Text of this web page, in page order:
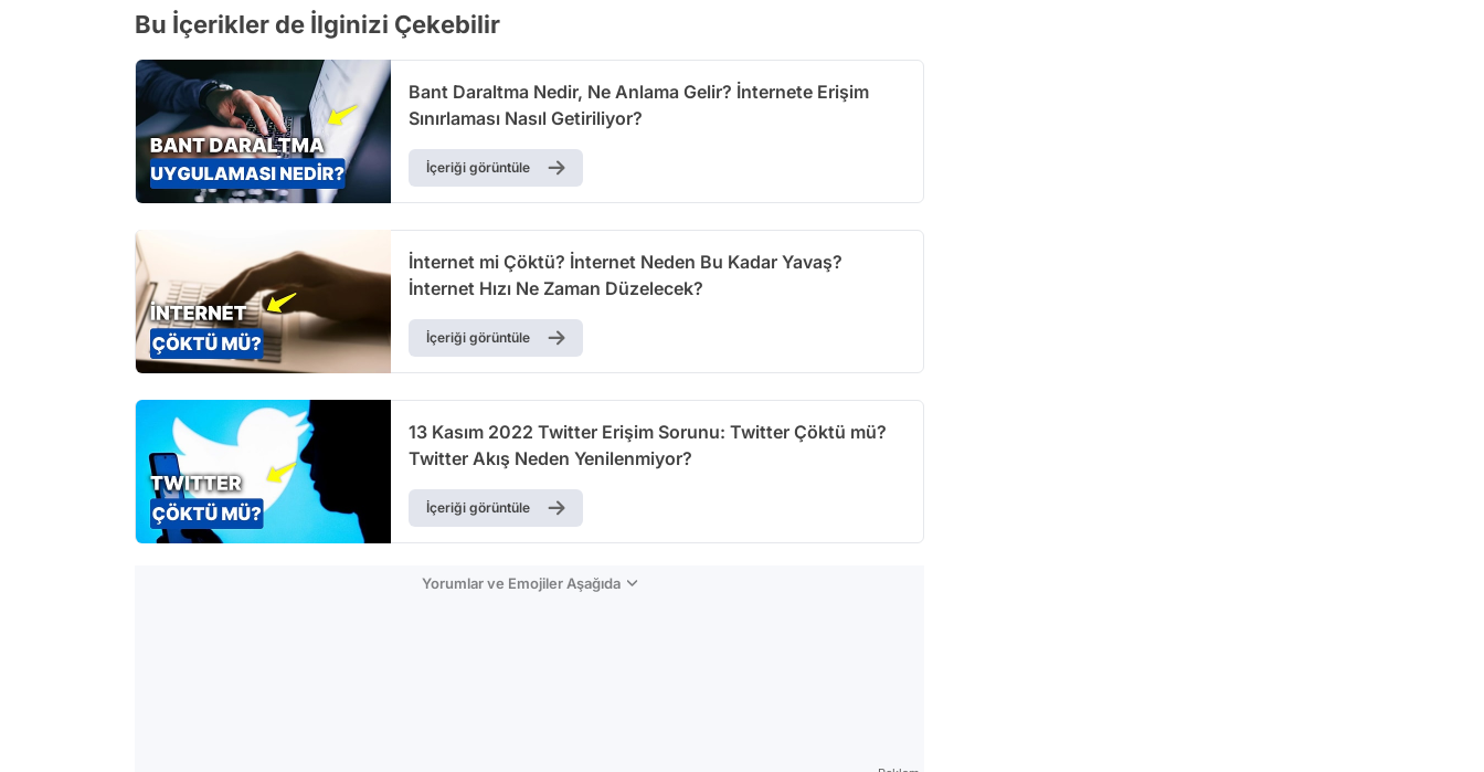
Bu İçerikler de İlginizi Çekebilir
Bant Daraltma Nedir, Ne Anlama Gelir? İnternete Erişim
Sınırlaması Nasıl Getiriliyor?
İçeriği görüntüle
İnternet mi Çöktü? İnternet Neden Bu Kadar Yavaş?
İnternet Hızı Ne Zaman Düzelecek?
İçeriği görüntüle
13 Kasım 2022 Twitter Erişim Sorunu: Twitter Çöktü mü?
Twitter Akış Neden Yenilenmiyor?
İçeriği görüntüle
Yorumlar ve Emojiler Aşağıda